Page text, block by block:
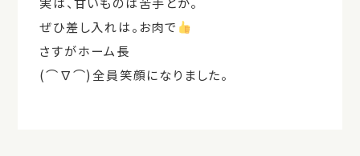
ぜひ差し入れは。お肉で
さすがホーム長
(⌒∇⌒)全員笑顔になりました。